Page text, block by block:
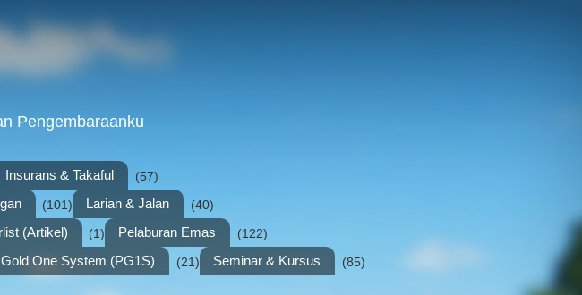
Pengembaraanku
Insurans & Takaful (57)
(101) Larian & Jalan (40)
(Artikel) (1) Pelaburan Emas (122)
One System (PG1S) (21) Seminar & Kursus (85)